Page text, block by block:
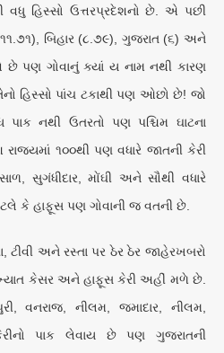
વધુ હિસ્સો ઉત્તરપ્રદેશનો છે. એ પછી
બિહાર (૮.૭૯), ગુજરાત (૬) અને
પણ ગોવાનું ક્યાં ય નામ નથી કારણ
હિસ્સો પાંચ ટકાથી પણ ઓછો છે! જો
પાક નથી ઉતરતો પણ પશ્ચિમ ઘાટના
૧૦૦થી પણ વધારે જાતની કેરી
સુગંધીદાર, મોંઘી અને સૌથી વધારે
કે હાફૂસ પણ ગોવાની જ વતની છે.
ટીવી અને રસ્તા પર ઠેર ઠેર જાહેરખબરો
કેસર અને હાફૂસ કેરી અહીં મળે છે.
વનરાજ, નીલમ, જમાદાર, નીલમ,
પાક લેવાય છે પણ ગુજરાતની